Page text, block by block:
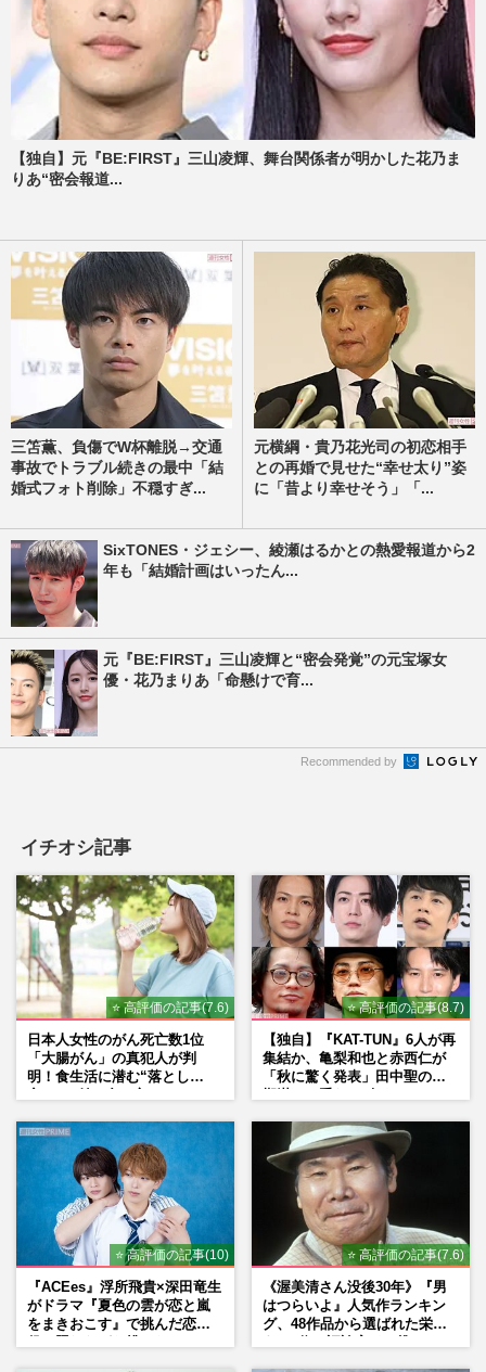
【独自】元『BE:FIRST』三山凌輝、舞台関係者が明かした花乃ま
りあ“密会報道...
三笘薫、負傷でW杯離脱→交通
事故でトラブル続きの最中「結
婚式フォト削除」不穏すぎ...
元横綱・貴乃花光司の初恋相手
との再婚で見せた“幸せ太り”姿
に「昔より幸せそう」「...
SixTONES・ジェシー、綾瀬はるかとの熱愛報道から2
年も「結婚計画はいったん...
元『BE:FIRST』三山凌輝と“密会発覚”の元宝塚女
優・花乃まりあ「命懸けで育...
Recommended by
イチオシ記事
⭐ 高評価の記事(7.6)
日本人女性のがん死亡数1位
「大腸がん」の真犯人が判
明！食生活に潜む“落とし
⭐ 高評価の記事(8.7)
【独自】『KAT-TUN』6人が再
集結か、亀梨和也と赤西仁が
「秋に驚く発表」田中聖の刑
⭐ 高評価の記事(10)
『ACEes』浮所飛貴×深田竜生
がドラマ『夏色の雲が恋と嵐
をまきおこす』で挑んだ恋人
⭐ 高評価の記事(7.6)
《渥美清さん没後30年》『男
はつらいよ』人気作ランキン
グ、48作品から選ばれた栄え